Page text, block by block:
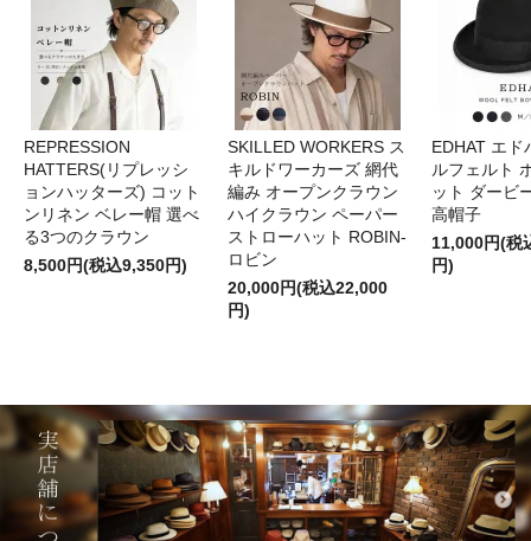
REPRESSION
HATTERS(リプレッシ
ョンハッターズ) コット
ンリネン ベレー帽 選べ
る3つのクラウン
8,500円(税込9,350円)
SKILLED WORKERS ス
キルドワーカーズ 網代
編み オープンクラウン
ハイクラウン ペーパー
ストローハット ROBIN-
ロビン
20,000円(税込22,000
円)
EDHAT エド
ルフェルト
ット ダービ
高帽子
11,000円(税
円)